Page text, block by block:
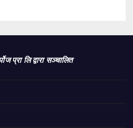
प्रा लि द्वारा सञ्चालित